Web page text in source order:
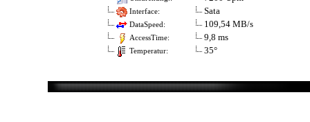
Interface: Sata
DataSpeed: 109,54 MB/s
AccessTime: 9,8 ms
Temperatur: 35°